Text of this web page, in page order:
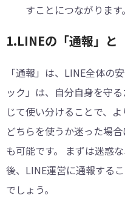
すことにつながります。
︎1.LINEの「通報」と
「通報」は、LINE全体の
ック」は、自分自身を守
じて使い分けることで、よ
どちらを使うか迷った場
も可能です。 まずは迷惑
後、LINE運営に通報する
でしょう。